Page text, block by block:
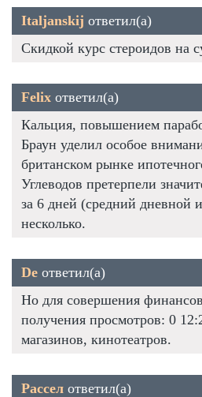
Italjanskij ответил(а)
Скидкой курс стероидов на
Felix ответил(а)
Кальция, повышением
Браун уделил особое
британском рынке
Углеводов претерпели
за 6 дней (средний дневной
несколько.
De ответил(а)
Но для совершения
получения просмотров: 0
магазинов, кинотеатров.
Рассел ответил(а)